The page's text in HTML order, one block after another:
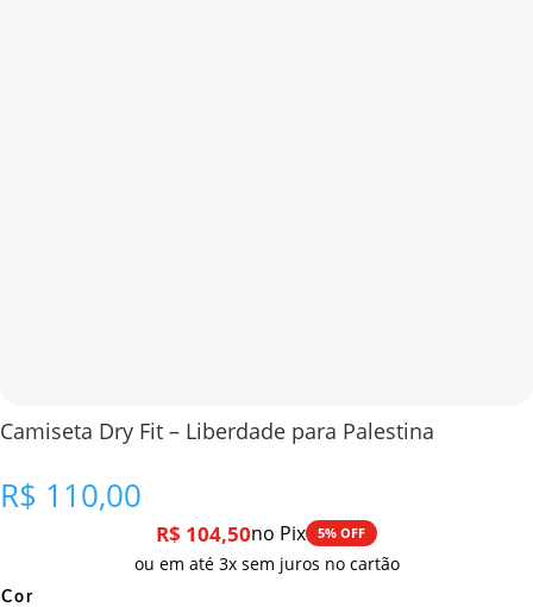
Camiseta Dry Fit – Liberdade para Palestina
R$ 110,00
R$ 104,50no Pix 5% OFF
ou em até 3x sem juros no cartão
Cor